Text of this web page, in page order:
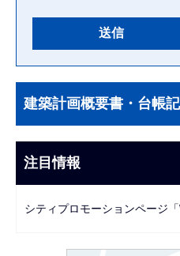
文
こ
ま
で
ビ
ー
建築計画概要書・台帳
注目情報
シティプロモーションページ「